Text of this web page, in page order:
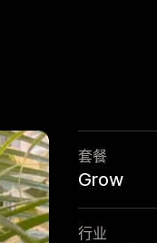
套餐
Grow
行业